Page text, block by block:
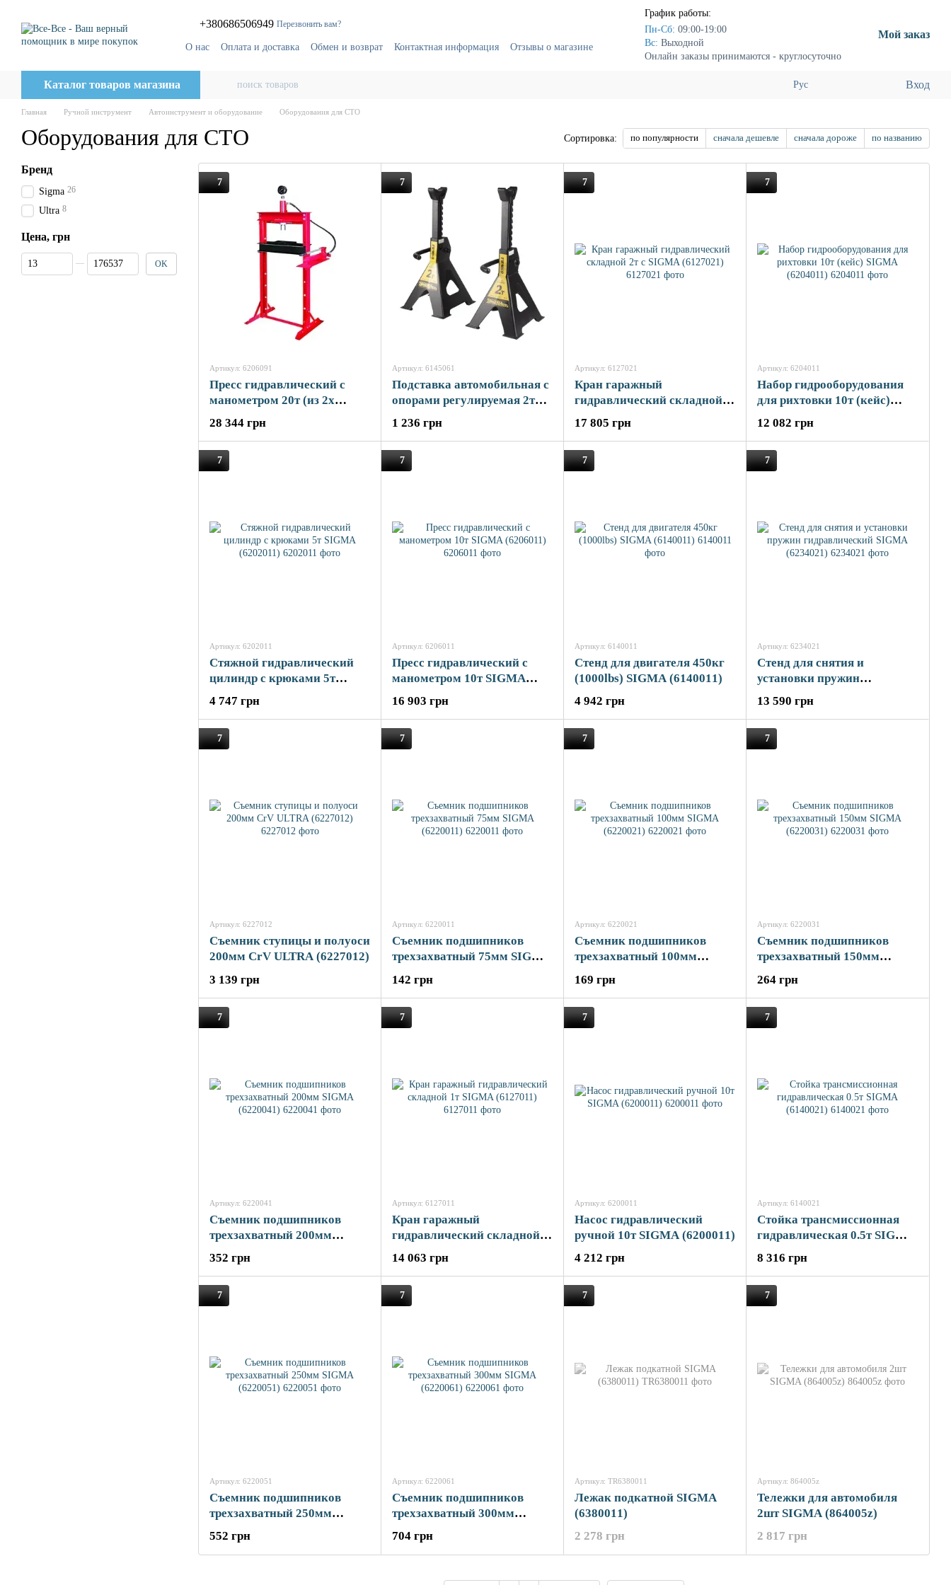
+380686506949 Перезвонить вам?
О нас Оплата и доставка Обмен и возврат Контактная информация
Отзывы о магазине
График работы:
Пн-Сб: 09:00-19:00
Вс: Выходной
Онлайн заказы принимаются - круглосуточно
Мой заказ
Каталог товаров магазина Рус Вход
Главная Ручной инструмент Автоинструмент и оборудование Оборудования для СТО
Оборудования для СТО Сортировка: по популярности сначала дешевле сначала дороже по названию
7
Артикул: 6206091
Пресс гидравлический с
манометром 20т (из 2х
частей) SIGMA (6206091)
28 344 грн
7
Артикул: 6145061
Подставка автомобильная с
опорами регулируемая 2т
(2шт) SIGMA (6145061)
1 236 грн
7
Артикул: 6127021
Кран гаражный
гидравлический складной
2т с SIGMA (6127021)
17 805 грн
7
Артикул: 6204011
Набор гидрооборудования
для рихтовки 10т (кейс)
SIGMA (6204011)
12 082 грн
7
Артикул: 6202011
Стяжной гидравлический
цилиндр с крюками 5т
SIGMA (6202011)
4 747 грн
7
Артикул: 6206011
Пресс гидравлический с
манометром 10т SIGMA
(6206011)
16 903 грн
7
Артикул: 6140011
Стенд для двигателя 450кг
(1000lbs) SIGMA (6140011)
4 942 грн
7
Артикул: 6234021
Стенд для снятия и
установки пружин
гидравлический SIGMA
(6234021)
13 590 грн
7
Артикул: 6227012
Съемник ступицы и полуоси
200мм CrV ULTRA (6227012)
3 139 грн
7
Артикул: 6220011
Съемник подшипников
трехзахватный 75мм SIGMA
142 грн
7
Артикул: 6220021
Съемник подшипников
трехзахватный 100мм
169 грн
7
Артикул: 6220031
Съемник подшипников
трехзахватный 150мм
264 грн
7
Артикул: 6220041
Съемник подшипников
трехзахватный 200мм
352 грн
7
Артикул: 6127011
Кран гаражный
гидравлический складной
14 063 грн
7
Артикул: 6200011
Насос гидравлический
ручной 10т SIGMA (6200011)
4 212 грн
7
Артикул: 6140021
Стойка трансмиссионная
гидравлическая 0.5т SIGMA
8 316 грн
7
Артикул: 6220051
Cъемник подшипников
трехзахватный 250мм
552 грн
7
Артикул: 6220061
Съемник подшипников
трехзахватный 300мм
704 грн
7
Артикул: TR6380011
Лежак подкатной SIGMA
(6380011)
2 278 грн
7
Артикул: 864005z
Тележки для автомобиля
2шт SIGMA (864005z)
2 817 грн
Бренд
Sigma 26
Ultra 8
Цена, грн
От Цена, грн
До Цена, грн
OK